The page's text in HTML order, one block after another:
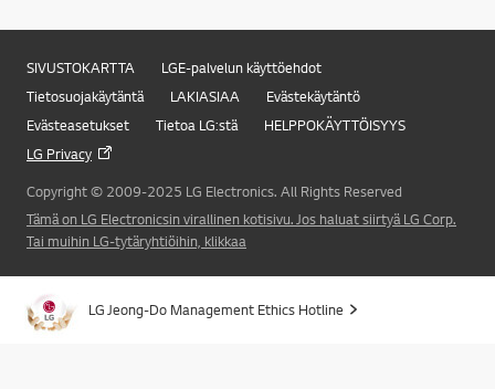
SIVUSTOKARTTA
LGE-palvelun käyttöehdot
Tietosuojakäytäntä
LAKIASIAA
Evästekäytäntö
Evästeasetukset
Tietoa LG:stä
HELPPOKÄYTTÖISYYS
LG Privacy
Copyright © 2009-2025 LG Electronics. All Rights Reserved
Tämä on LG Electronicsin virallinen kotisivu. Jos haluat siirtyä LG Corp.
Tai muihin LG-tytäryhtiöihin, klikkaa
LG Jeong-Do Management Ethics Hotline
Online Chat